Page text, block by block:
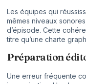
Les équipes qui
mêmes niveaux
d’épisode. Cette
titre qu’une charte
Préparation
Une erreur fréquente